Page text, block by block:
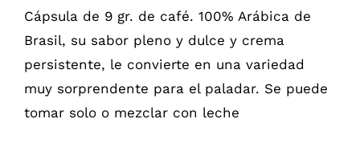
Cápsula de 9 gr. de café. 100% Arábica de
Brasil, su sabor pleno y dulce y crema
persistente, le convierte en una variedad
muy sorprendente para el paladar. Se puede
tomar solo o mezclar con leche